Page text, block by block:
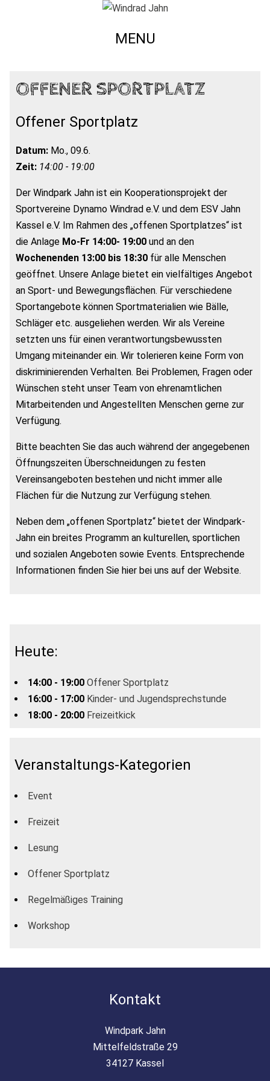
MENU
OFFENER SPORTPLATZ
Offener Sportplatz
Datum: Mo., 09.6.
Zeit: 14:00 - 19:00
Der Windpark Jahn ist ein Kooperationsprojekt der
Sportvereine Dynamo Windrad e.V. und dem ESV Jahn
Kassel e.V. Im Rahmen des „offenen Sportplatzes“ ist
die Anlage Mo-Fr 14:00- 19:00 und an den
Wochenenden 13:00 bis 18:30 für alle Menschen
geöffnet. Unsere Anlage bietet ein vielfältiges Angebot
an Sport- und Bewegungsflächen. Für verschiedene
Sportangebote können Sportmaterialien wie Bälle,
Schläger etc. ausgeliehen werden. Wir als Vereine
setzten uns für einen verantwortungsbewussten
Umgang miteinander ein. Wir tolerieren keine Form von
diskriminierenden Verhalten. Bei Problemen, Fragen oder
Wünschen steht unser Team von ehrenamtlichen
Mitarbeitenden und Angestellten Menschen gerne zur
Verfügung.
Bitte beachten Sie das auch während der angegebenen
Öffnungszeiten Überschneidungen zu festen
Vereinsangeboten bestehen und nicht immer alle
Flächen für die Nutzung zur Verfügung stehen.
Neben dem „offenen Sportplatz“ bietet der Windpark-
Jahn ein breites Programm an kulturellen, sportlichen
und sozialen Angeboten sowie Events. Entsprechende
Informationen finden Sie hier bei uns auf der Website.
Heute:
14:00 - 19:00 Offener Sportplatz
16:00 - 17:00 Kinder- und Jugendsprechstunde
18:00 - 20:00 Freizeitkick
Veranstaltungs-Kategorien
Event
Freizeit
Lesung
Offener Sportplatz
Regelmäßiges Training
Workshop
Kontakt
Windpark Jahn
Mittelfeldstraße 29
34127 Kassel